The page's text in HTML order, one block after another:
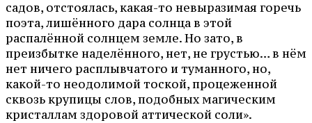
садов, отстоялась, какая-то невыразимая горечь
поэта, лишённого дара солнца в этой
распалённой солнцем земле. Но зато, в
преизбытке наделённого, нет, не грустью… в нём
нет ничего расплывчатого и туманного, но,
какой-то неодолимой тоской, процеженной
сквозь крупицы слов, подобных магическим
кристаллам здоровой аттической соли».